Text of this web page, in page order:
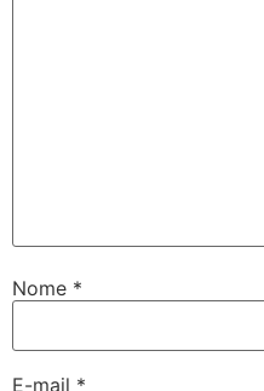
Nome *
E-mail *